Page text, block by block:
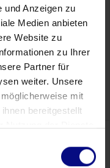
und Anzeigen zu
Medien anbieten
Website zu
zu Ihrer
Partner für
weiter. Unsere
mit
bereitgestellt
in der Logistik
auf.